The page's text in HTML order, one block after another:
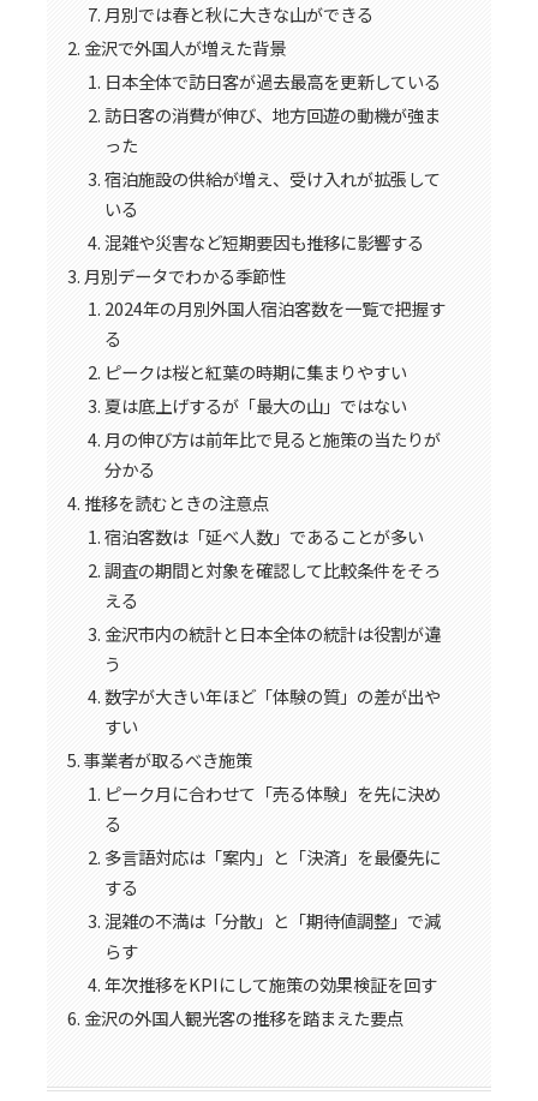
月別では春と秋に大きな山ができる
金沢で外国人が増えた背景
日本全体で訪日客が過去最高を更新している
訪日客の消費が伸び、地方回遊の動機が強ま
った
宿泊施設の供給が増え、受け入れが拡張して
いる
混雑や災害など短期要因も推移に影響する
月別データでわかる季節性
2024年の月別外国人宿泊客数を一覧で把握す
る
ピークは桜と紅葉の時期に集まりやすい
夏は底上げするが「最大の山」ではない
月の伸び方は前年比で見ると施策の当たりが
分かる
推移を読むときの注意点
宿泊客数は「延べ人数」であることが多い
調査の期間と対象を確認して比較条件をそろ
える
金沢市内の統計と日本全体の統計は役割が違
う
数字が大きい年ほど「体験の質」の差が出や
すい
事業者が取るべき施策
ピーク月に合わせて「売る体験」を先に決め
る
多言語対応は「案内」と「決済」を最優先に
する
混雑の不満は「分散」と「期待値調整」で減
らす
年次推移をKPIにして施策の効果検証を回す
金沢の外国人観光客の推移を踏まえた要点